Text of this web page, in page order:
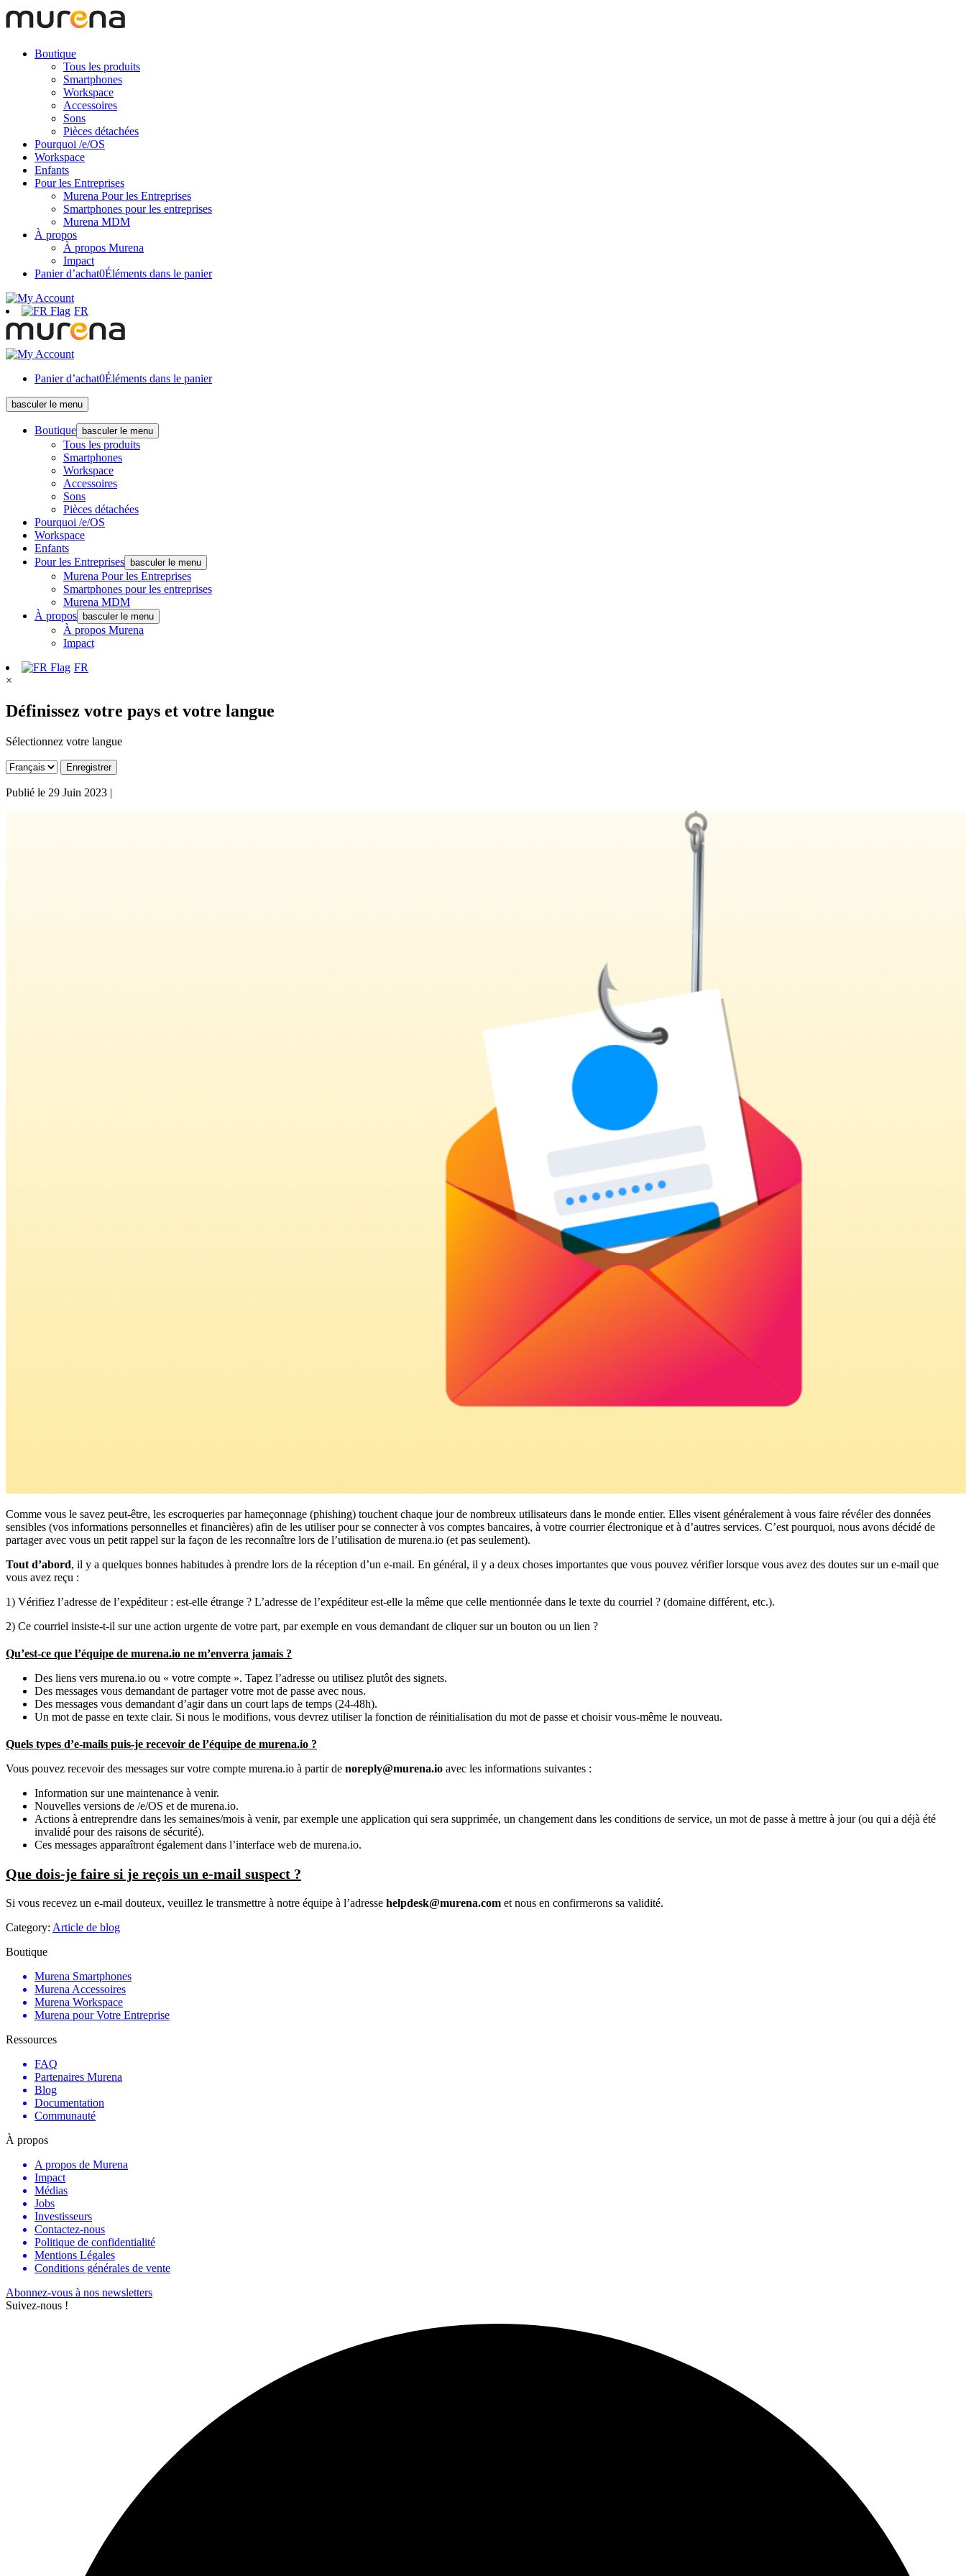
Boutique
Tous les produits
Smartphones
Workspace
Accessoires
Sons
Pièces détachées
Pourquoi /e/OS
Workspace
Enfants
Pour les Entreprises
Murena Pour les Entreprises
Smartphones pour les entreprises
Murena MDM
À propos
À propos Murena
Impact
Panier d’achat0Éléments dans le panier
FR
Panier d’achat0Éléments dans le panier
basculer le menu
Boutique basculer le menu
Tous les produits
Smartphones
Workspace
Accessoires
Sons
Pièces détachées
Pourquoi /e/OS
Workspace
Enfants
Pour les Entreprises
basculer le menu
Murena Pour les Entreprises
Smartphones pour les entreprises
Murena MDM
À propos
basculer le menu
À propos Murena
Impact
FR
×
Définissez votre pays et votre langue
Sélectionnez votre langue
Enregistrer
Publié le 29 Juin 2023 |
Comme vous le savez peut-être, les escroqueries par hameçonnage (phishing) touchent chaque jour de nombreux utilisateurs dans le monde entier. Elles visent généralement à vous faire révéler des données
sensibles (vos informations personnelles et financières) afin de les utiliser pour se connecter à vos comptes bancaires, à votre courrier électronique et à d’autres services. C’est pourquoi, nous avons décidé de
partager avec vous un petit rappel sur la façon de les reconnaître lors de l’utilisation de murena.io (et pas seulement).
Tout d’abord, il y a quelques bonnes habitudes à prendre lors de la réception d’un e-mail. En général, il y a deux choses importantes que vous pouvez vérifier lorsque vous avez des doutes sur un e-mail que
vous avez reçu :
1) Vérifiez l’adresse de l’expéditeur : est-elle étrange ? L’adresse de l’expéditeur est-elle la même que celle mentionnée dans le texte du courriel ? (domaine différent, etc.).
2) Ce courriel insiste-t-il sur une action urgente de votre part, par exemple en vous demandant de cliquer sur un bouton ou un lien ?
Qu’est-ce que l’équipe de murena.io ne m’enverra jamais ?
Des liens vers murena.io ou « votre compte ». Tapez l’adresse ou utilisez plutôt des signets.
Des messages vous demandant de partager votre mot de passe avec nous.
Des messages vous demandant d’agir dans un court laps de temps (24-48h).
Un mot de passe en texte clair. Si nous le modifions, vous devrez utiliser la fonction de réinitialisation du mot de passe et choisir vous-même le nouveau.
Quels types d’e-mails puis-je recevoir de l’équipe de murena.io ?
Vous pouvez recevoir des messages sur votre compte murena.io à partir de noreply@murena.io avec les informations suivantes :
Information sur une maintenance à venir.
Nouvelles versions de /e/OS et de murena.io.
Actions à entreprendre dans les semaines/mois à venir, par exemple une application qui sera supprimée, un changement dans les conditions de service, un mot de passe à mettre à jour (ou qui a déjà été
invalidé pour des raisons de sécurité).
Ces messages apparaîtront également dans l’interface web de murena.io.
Que dois-je faire si je reçois un e-mail suspect ?
Si vous recevez un e-mail douteux, veuillez le transmettre à notre équipe à l’adresse helpdesk@murena.com et nous en confirmerons sa validité.
Category: Article de blog
Boutique
Murena Smartphones
Murena Accessoires
Murena Workspace
Murena pour Votre Entreprise
Ressources
FAQ
Partenaires Murena
Blog
Documentation
Communauté
À propos
A propos de Murena
Impact
Médias
Jobs
Investisseurs
Contactez-nous
Politique de confidentialité
Mentions Légales
Conditions générales de vente
Abonnez-vous à nos newsletters
Suivez-nous !